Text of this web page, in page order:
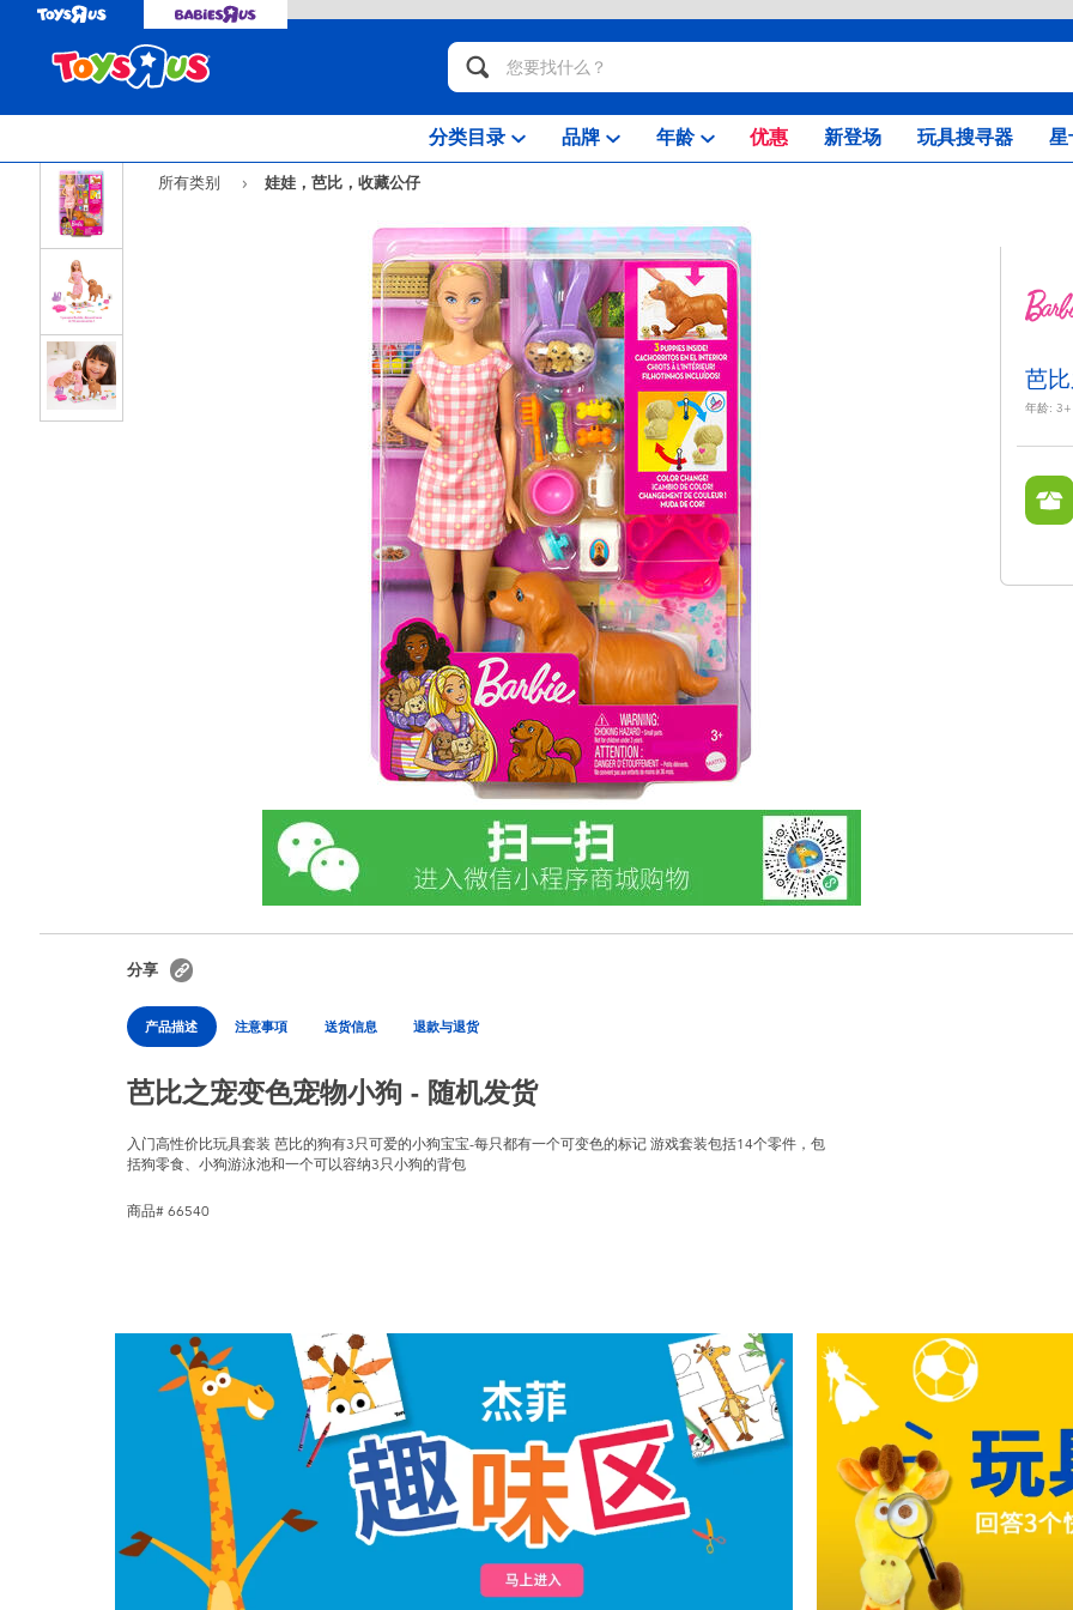
分类目录 品牌 年龄 优惠 新登场 玩具搜寻器 星
所有类别 娃娃，芭比，收藏公仔
芭
年龄: 3+
分享
产品描述 注意事項 送货信息 退款与退货
芭比之宠变色宠物小狗 - 随机发货
入门高性价比玩具套装 芭比的狗有3只可爱的小狗宝宝-每只都有一个可变色的标记 游戏套装包括14个零件，包
括狗零食、小狗游泳池和一个可以容纳3只小狗的背包
商品# 66540